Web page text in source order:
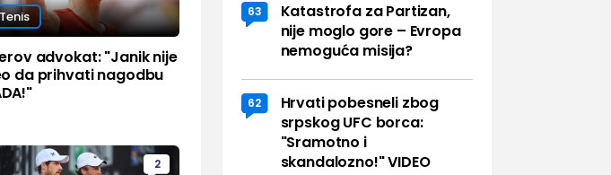
Tenis
advokat: "Janik nije
da prihvati nagodbu
2
63
Katastrofa za Partizan,
nije moglo gore – Evropa
nemoguća misija?
62
Hrvati pobesneli zbog
srpskog UFC borca:
"Sramotno i
skandalozno!" VIDEO